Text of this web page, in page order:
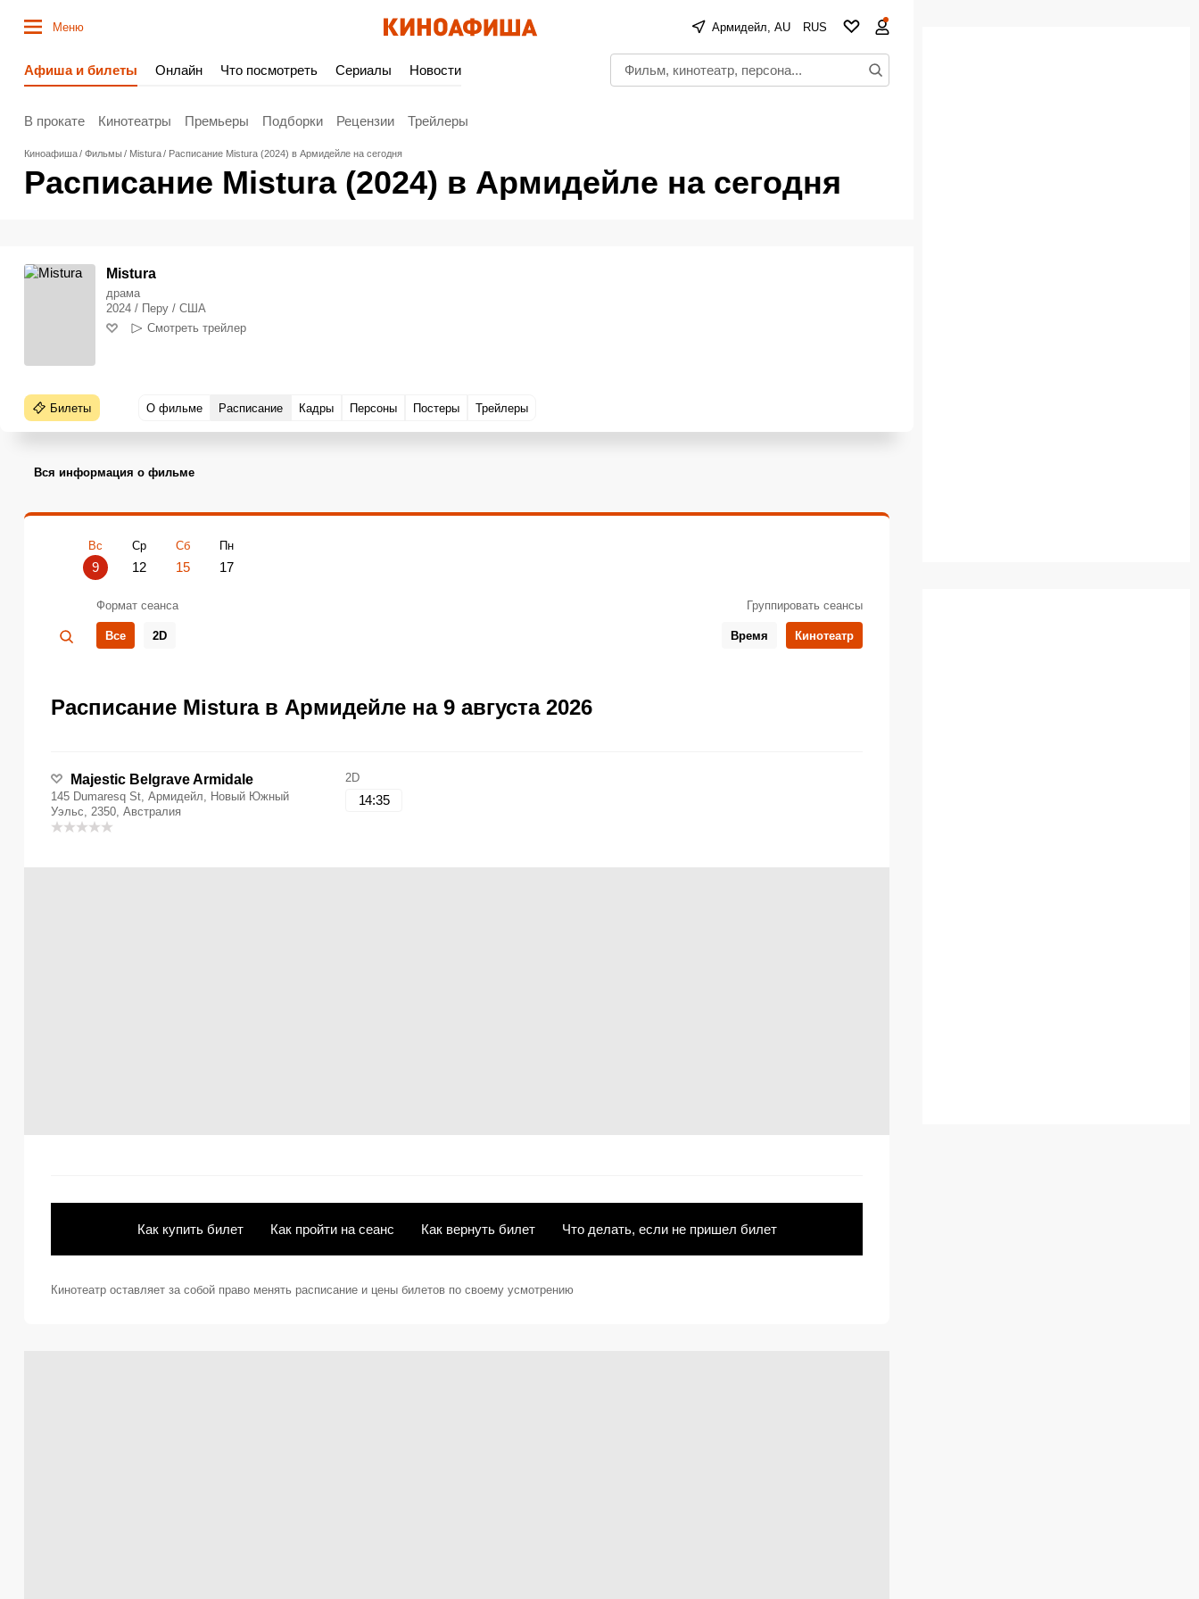
Меню Армидейл, AU RUS
Афиша и билеты Онлайн Что посмотреть Сериалы Новости
В прокате Кинотеатры Премьеры Подборки Рецензии Трейлеры
Киноафиша Фильмы Mistura Расписание Mistura (2024) в Армидейле на сегодня
Расписание Mistura (2024) в Армидейле на сегодня
Mistura
драма
2024 / Перу / США
Смотреть трейлер
Билеты О фильме Расписание Кадры Персоны Постеры Трейлеры
Вся информация о фильме
Вс
9
Ср
12
Сб
15
Пн
17
Формат сеанса
Все 2D
Группировать сеансы
Время Кинотеатр
Расписание Mistura в Армидейле на 9 августа 2026
Majestic Belgrave Armidale
145 Dumaresq St, Армидейл, Новый Южный
Уэльс, 2350, Австралия
2D
14:35
Как купить билет Как пройти на сеанс Как вернуть билет Что делать, если не пришел билет
Кинотеатр оставляет за собой право менять расписание и цены билетов по своему усмотрению